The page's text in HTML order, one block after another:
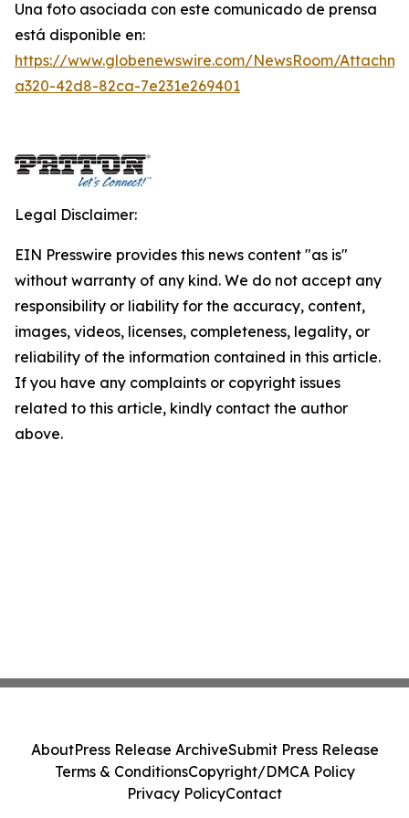
Una foto asociada con este comunicado de prensa
está disponible en:
https://www.globenewswire.com/NewsRoom/
a320-42d8-82ca-7e231e269401
Legal Disclaimer:
EIN Presswire provides this news content "as is"
without warranty of any kind. We do not accept any
responsibility or liability for the accuracy, content,
images, videos, licenses, completeness, legality, or
reliability of the information contained in this article.
If you have any complaints or copyright issues
related to this article, kindly contact the author
above.
AboutPress Release ArchiveSubmit Press Release
Terms & ConditionsCopyright/DMCA Policy
Privacy PolicyContact